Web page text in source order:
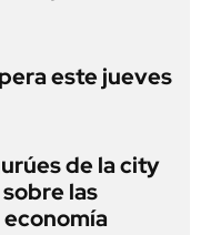
este jueves
de la city
las